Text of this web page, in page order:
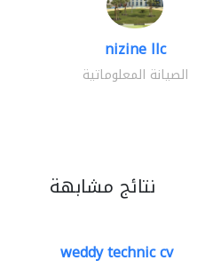
nizine llc
الصيانة المعلوماتية
نتائج مشابهة
weddy technic cv